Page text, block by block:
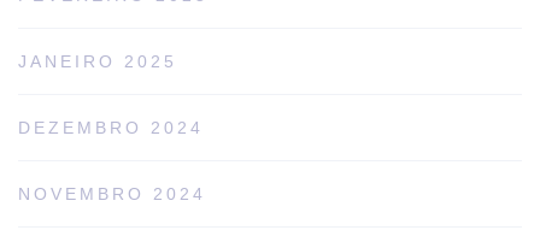
JANEIRO 2025
DEZEMBRO 2024
NOVEMBRO 2024